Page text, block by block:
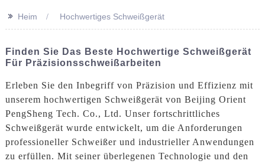
>> Heim Hochwertiges Schweißgerät
Finden Sie Das Beste Hochwertige Schweißgerät
Für Präzisionsschweißarbeiten
Erleben Sie den Inbegriff von Präzision und Effizienz mit
unserem hochwertigen Schweißgerät von Beijing Orient
PengSheng Tech. Co., Ltd. Unser fortschrittliches
Schweißgerät wurde entwickelt, um die Anforderungen
professioneller Schweißer und industrieller Anwendungen
zu erfüllen. Mit seiner überlegenen Technologie und den